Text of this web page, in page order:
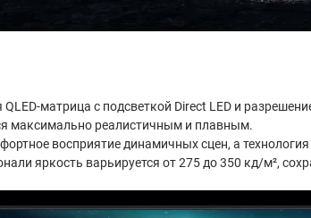
QLED-матрица с подсветкой Direct LED и
максимально реалистичным и плавным.
восприятие динамичных сцен, а
яркость варьируется от 275 до 350 кд/м²,